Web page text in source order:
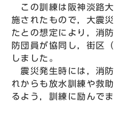
この訓練は阪神淡路
施されたもので，大震
たとの想定により，消
防団員が協同し，街区
しました。
震災発生時には，消
れからも放水訓練や救
るよう，訓練に励んでま